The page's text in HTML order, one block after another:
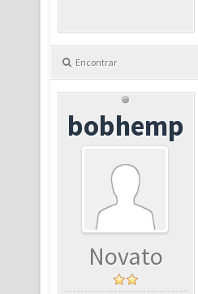
Encontrar
bobhemp
Novato